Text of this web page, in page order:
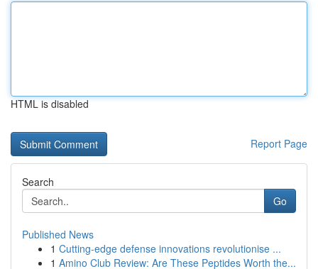
HTML is disabled
Report Page
Search
Go
Published News
1 Cutting-edge defense innovations revolutionise ...
1 Amino Club Review: Are These Peptides Worth the...